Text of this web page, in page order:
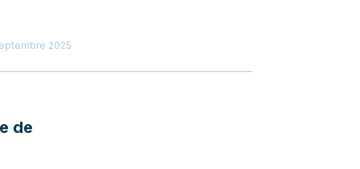
2025
de